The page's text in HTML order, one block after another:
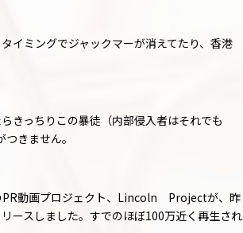
イミングでジャックマーが消えてたり、香港
きっちりこの暴徒（内部侵入者はそれでも
きません。
PR動画プロジェクト、Lincoln Projectが、昨
ースしました。すでのほぼ100万近く再生され